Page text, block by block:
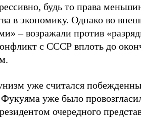
будь то права
в экономику. Однако во
– возражали против
с СССР вплоть до
уже считался
уже было
очередного